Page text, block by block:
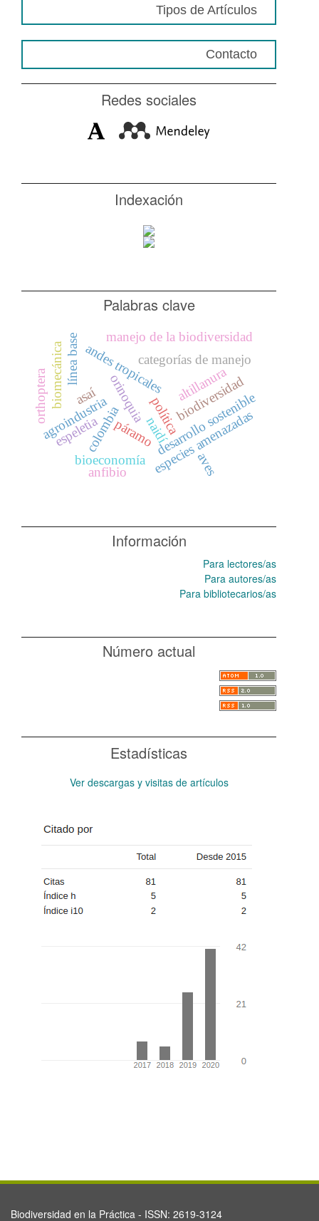
Tipos de Artículos
Contacto
Redes sociales
Indexación
Palabras clave
política
altillanura
colombia
agroindustria desarrollo sostenible
orinoquia biodiversidad
categorías de manejo
andes tropicales
páramoespecies amenazadas
espeletia
manejo de la biodiversidad
asaí
bioeconomía
naidí
línea base
anfibio aves
biomecánica
orthoptera
Información
Para lectores/as
Para autores/as
Para bibliotecarios/as
Número actual
Estadísticas
Ver descargas y visitas de artículos
Biodiversidad en la Práctica - ISSN: 2619-3124